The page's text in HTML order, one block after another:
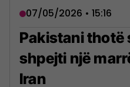
07/05/2026 • 15:16
Pakistani thotë
shpejti një
Iran